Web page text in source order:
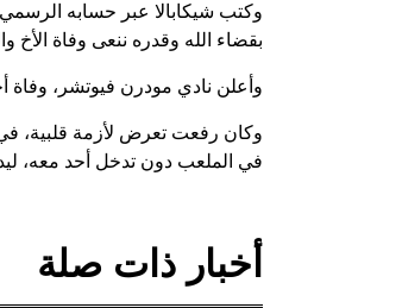
وكتب شيكابالا عبر حسابه
بقضاء الله وقدره ننعى وفاة
وأعلن نادي مودرن فيوتشر، وفاة
في الملعب دون تدخل أحد معه،
أخبار ذات صلة